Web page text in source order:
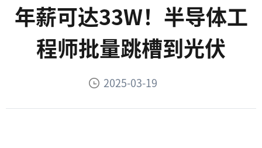
年薪可达33W！半导体工
程师批量跳槽到光伏
2025-03-19